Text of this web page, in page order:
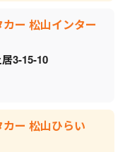
ー 松山インター
3-15-10
ー 松山ひらい